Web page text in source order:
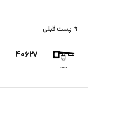
پست قبلی
۴۰۶۲۷